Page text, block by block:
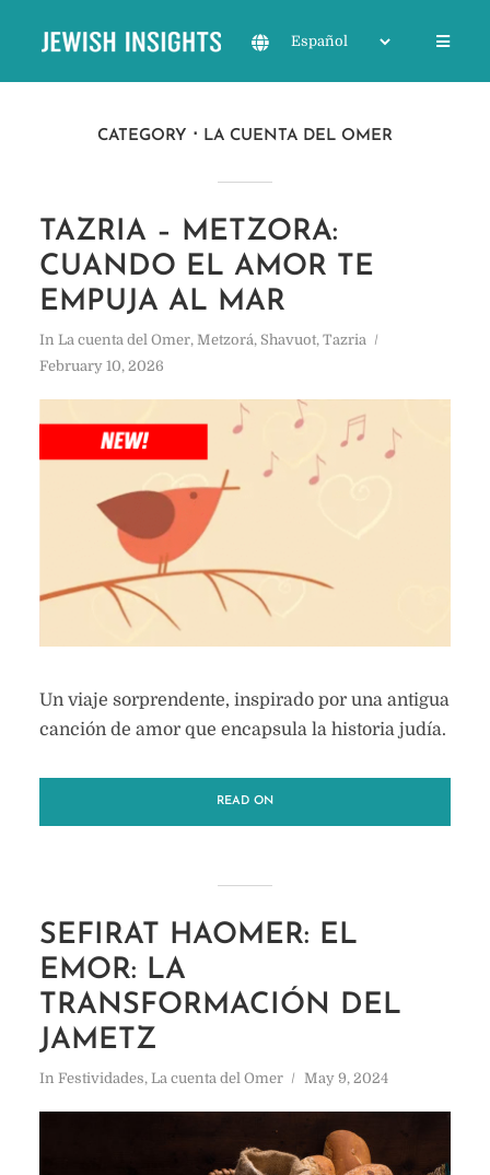
CATEGORY LA CUENTA DEL OMER
TAZRIA – METZORA:
CUANDO EL AMOR TE
EMPUJA AL MAR
In La cuenta del Omer, Metzorá, Shavuot, Tazria
February 10, 2026
Un viaje sorprendente, inspirado por una antigua
canción de amor que encapsula la historia judía.
READ ON
SEFIRAT HAOMER: EL
EMOR: LA
TRANSFORMACIÓN DEL
JAMETZ
In Festividades, La cuenta del Omer May 9, 2024